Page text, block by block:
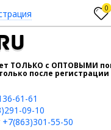
0
ТОЛЬКО с ОПТОВЫМИ
после регистрации
61-61
09-10
+7(863)301-55-50